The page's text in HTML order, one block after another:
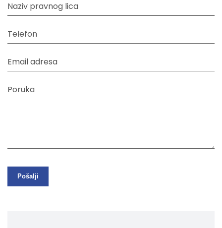
Naziv pravnog lica
Telefon
Email adresa
Poruka
Pošalji